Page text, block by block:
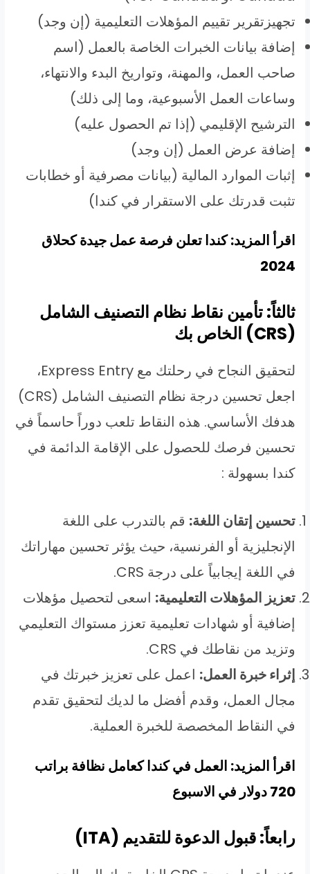
تجهيزتقرير تقييم المؤهلات التعليمية (إن وجد)
إضافة بيانات الخبرات الخاصة بالعمل (اسم
صاحب العمل، والمهنة، وتواريخ البدء والانتهاء،
وساعات العمل الأسبوعية، وما إلى ذلك)
الترشيح الإقليمي (إذا تم الحصول عليه)
إضافة عرض العمل (إن وجد)
إثبات الموارد المالية (بيانات مصرفية أو خطابات
تثبت قدرتك على الاستقرار في كندا)
اقرأ المزيد: كندا تعلن فرصة عمل جيدة كحلاق
2024
ثالثاً: تأمين نقاط نظام التصنيف الشامل
(CRS) الخاص بك
لتحقيق النجاح في رحلتك مع Express Entry،
اجعل تحسين درجة نظام التصنيف الشامل (CRS)
هدفك الأساسي. هذه النقاط تلعب دوراً حاسماً في
تحسين فرصك للحصول على الإقامة الدائمة في
كندا بسهولة :
تحسين إتقان اللغة: قم بالتدرب على اللغة
الإنجليزية أو الفرنسية، حيث يؤثر تحسين مهاراتك
في اللغة إيجابياً على درجة CRS.
تعزيز المؤهلات التعليمية: اسعى لتحصيل مؤهلات
إضافية أو شهادات تعليمية تعزز مستواك التعليمي
وتزيد من نقاطك في CRS.
إثراء خبرة العمل: اعمل على تعزيز خبرتك في
مجال العمل، وقدم أفضل ما لديك لتحقيق تقدم
في النقاط المخصصة للخبرة العملية.
اقرأ المزيد: العمل في كندا كعامل نظافة براتب
720 دولار في الاسبوع
رابعاً: قبول الدعوة للتقديم (ITA)